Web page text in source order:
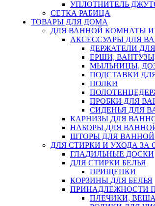
УПЛОТНИТЕЛЬ
СЕТКА РАБИЦА
ТОВАРЫ ДЛЯ ДОМА
ДЛЯ ВАННОЙ КОМНАТЫ И
АКСЕССУАРЫ ДЛЯ
ДЕРЖАТЕЛИ
ЕРШИ,
МЫЛЬНИЦЫ,
ПОДСТАВКИ
ПОЛКИ
ПРОБКИ ДЛЯ
СИДЕНЬЯ ДЛЯ
КАРНИЗЫ ДЛЯ
НАБОРЫ ДЛЯ
ШТОРЫ ДЛЯ ВАННОЙ
ДЛЯ СТИРКИ И УХОДА ЗА
ГЛАДИЛЬНЫЕ ДОСКИ
ДЛЯ СТИРКИ БЕЛЬЯ
ПРИЩЕПКИ
КОРЗИНЫ ДЛЯ БЕЛЬЯ
ПРИНАДЛЕЖНОСТИ
ПЛЕЧИКИ,